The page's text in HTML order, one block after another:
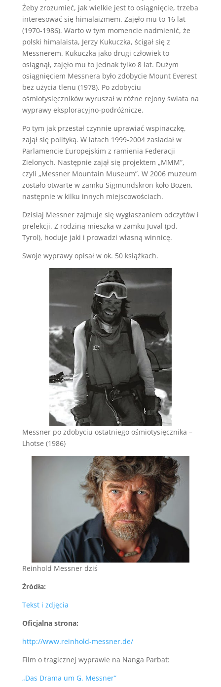
Żeby zrozumieć, jak wielkie jest to osiągnięcie, trzeba
interesować się himalaizmem. Zajęło mu to 16 lat
(1970-1986). Warto w tym momencie nadmienić, że
polski himalaista, Jerzy Kukuczka, ścigał się z
Messnerem. Kukuczka jako drugi człowiek to
osiągnął, zajęło mu to jednak tylko 8 lat. Dużym
osiągnięciem Messnera było zdobycie Mount Everest
bez użycia tlenu (1978). Po zdobyciu
ośmiotysięczników wyruszał w różne rejony świata na
wyprawy eksploracyjno-podróżnicze.
Po tym jak przestał czynnie uprawiać wspinaczkę,
zajął się polityką. W latach 1999-2004 zasiadał w
Parlamencie Europejskim z ramienia Federacji
Zielonych. Następnie zajął się projektem „MMM”,
czyli „Messner Mountain Museum”. W 2006 muzeum
zostało otwarte w zamku Sigmundskron koło Bozen,
następnie w kilku innych miejscowościach.
Dzisiaj Messner zajmuje się wygłaszaniem odczytów i
prelekcji. Z rodziną mieszka w zamku Juval (pd.
Tyrol), hoduje jaki i prowadzi własną winnicę.
Swoje wyprawy opisał w ok. 50 książkach.
Messner po zdobyciu ostatniego ośmiotysięcznika –
Lhotse (1986)
Reinhold Messner dziś
Źródła:
Tekst i zdjęcia
Oficjalna strona:
http://www.reinhold-messner.de/
Film o tragicznej wyprawie na Nanga Parbat:
„Das Drama um G. Messner”